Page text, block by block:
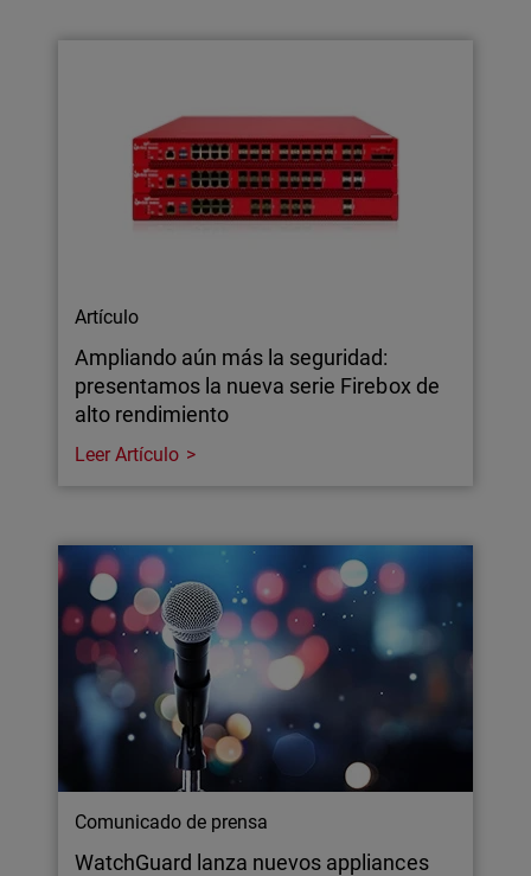
Artículo
Ampliando aún más la seguridad:
presentamos la nueva serie Firebox de
alto rendimiento
Leer Artículo
Comunicado de prensa
WatchGuard lanza nuevos appliances